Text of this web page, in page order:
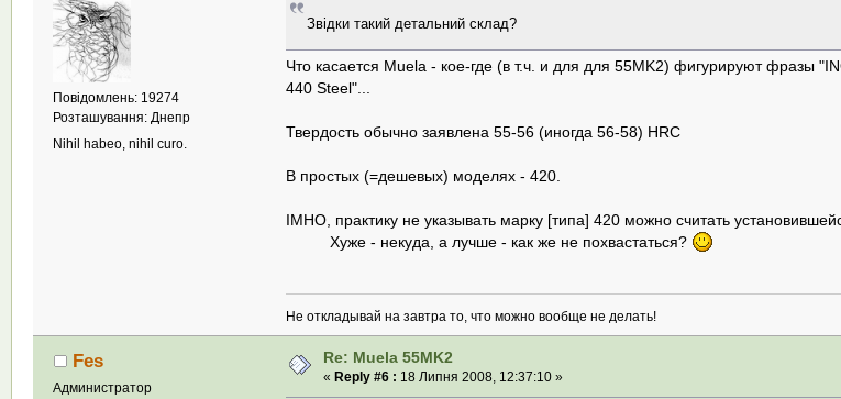
Повідомлень: 19274
Розташування: Днепр
Nihil habeo, nihil curo.
Звідки такий детальний склад?
Что касается Muela - кое-где (в т.ч. и для для 55MK2) фигурируют фразы
440 Steel"...
Твердость обычно заявлена 55-56 (иногда 56-58) HRC
В простых (=дешевых) моделях - 420.
IMHO, практику не указывать марку [типа] 420 можно считать
Хуже - некуда, а лучше - как же не похвастаться?
Не откладывай на завтра то, что можно вообще не делать!
Fes
Администратор
Re: Muela 55MK2
« Reply #6 : 18 Липня 2008, 12:37:10 »